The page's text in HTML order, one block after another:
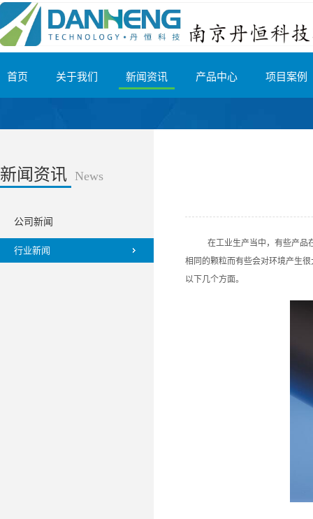
首页 关于我们 新闻资讯 产品中心 项目案例
新闻资讯 News
公司新闻
行业新闻
在工业生产当中，有些产品
相同的颗粒而有些会对环境产生
以下几个方面。